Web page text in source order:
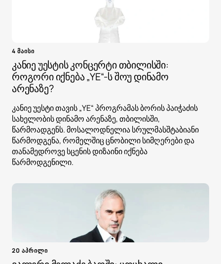
4 მაისი
კანიე უესტის კონცერტი თბილისში:
როგორი იქნება „YE“-ს შოუ დინამო
არენაზე?
კანიე უესტი თავის „YE“ პროგრამას ბორის პაიჭაძის
სახელობის დინამო არენაზე, თბილისში,
წარმოადგენს. მოსალოდნელია სრულმასშტაბიანი
წარმოდგენა, რომელშიც ცნობილი სიმღერები და
თანამედროვე სცენის დიზაინი იქნება
წარმოდგენილი.
20 აპრილი